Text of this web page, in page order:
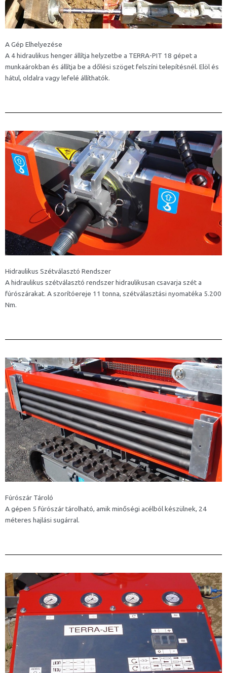
A Gép Elhelyezése
A 4 hidraulikus henger állítja helyzetbe a TERRA-PIT 18 gépet a
munkaárokban és állítja be a dőlési szöget felszíni telepítésnél. Elöl és
hátul, oldalra vagy lefelé állíthatók.
Hidraulikus Szétválasztó Rendszer
A hidraulikus szétválasztó rendszer hidraulikusan csavarja szét a
fúrószárakat. A szorítóereje 11 tonna, szétválasztási nyomatéka 5.200
Nm.
Fúrószár Tároló
A gépen 5 fúrószár tárolható, amik minőségi acélból készülnek, 24
méteres hajlási sugárral.